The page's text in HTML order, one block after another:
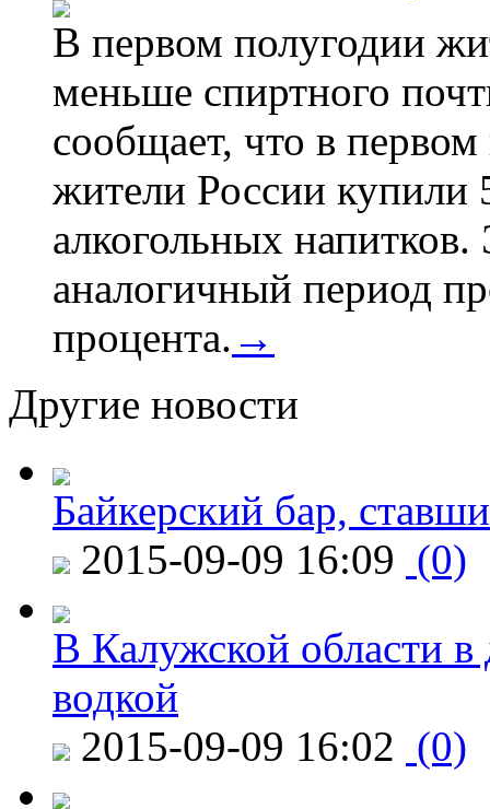
В первом полугодии
меньше спиртного
сообщает, что в
жители России купили
алкогольных
аналогичный период
процента. →
Другие новости
Байкерский бар,
2015-09-09 16:09 (0)
В Калужской области в
водкой
2015-09-09 16:02 (0)